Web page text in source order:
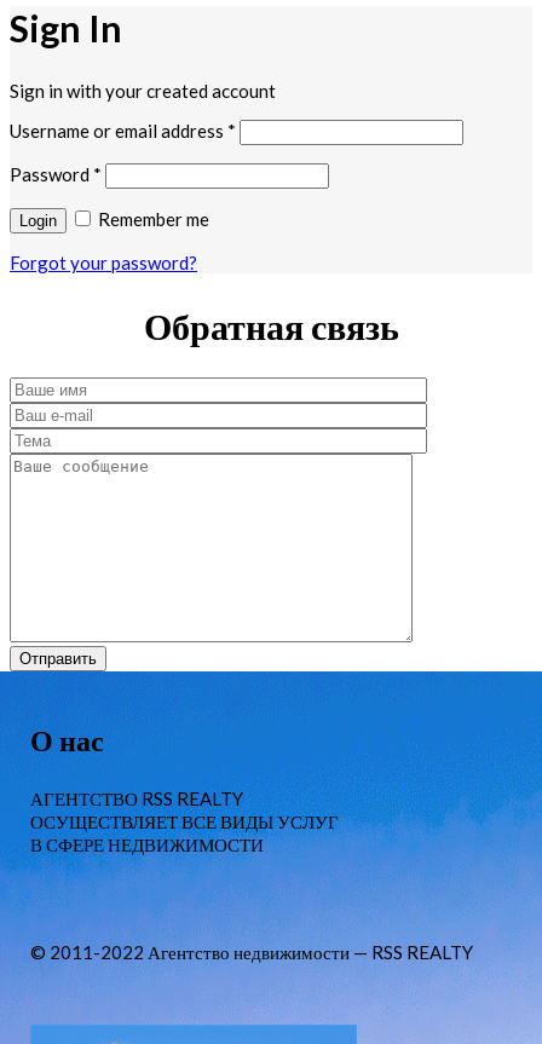
Sign In
Sign in with your created account
Username or email address *
Password *
Remember me
Forgot your password?
Обратная связь
О нас
АГЕНТСТВО RSS REALTY
ОСУЩЕСТВЛЯЕТ ВСЕ ВИДЫ УСЛУГ
В СФЕРЕ НЕДВИЖИМОСТИ
© 2011-2022 Агентство недвижимости — RSS REALTY